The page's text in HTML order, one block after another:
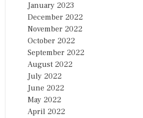
January 2023
December 2022
November 2022
October 2022
September 2022
August 2022
July 2022
June 2022
May 2022
April 2022